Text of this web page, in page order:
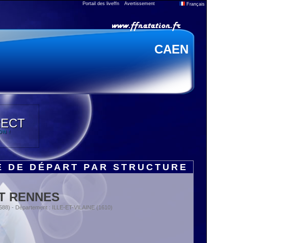
Portail des liveffn Avertissement Français
CAEN
!
DE DÉPART PAR STRUCTURE
RENNES
- Département : ILLE-ET-VILAINE (1610)